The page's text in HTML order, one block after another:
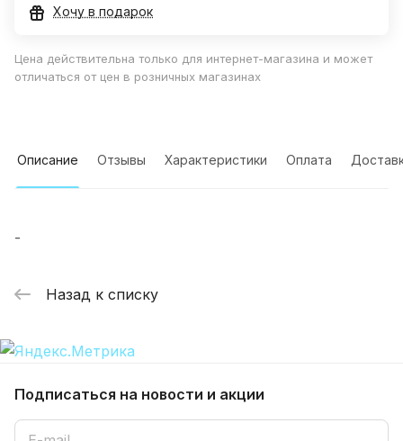
Хочу в подарок
Цена действительна только для интернет-магазина и может
отличаться от цен в розничных магазинах
Описание Отзывы Характеристики Оплата
-
Назад к списку
Подписаться на новости и акции